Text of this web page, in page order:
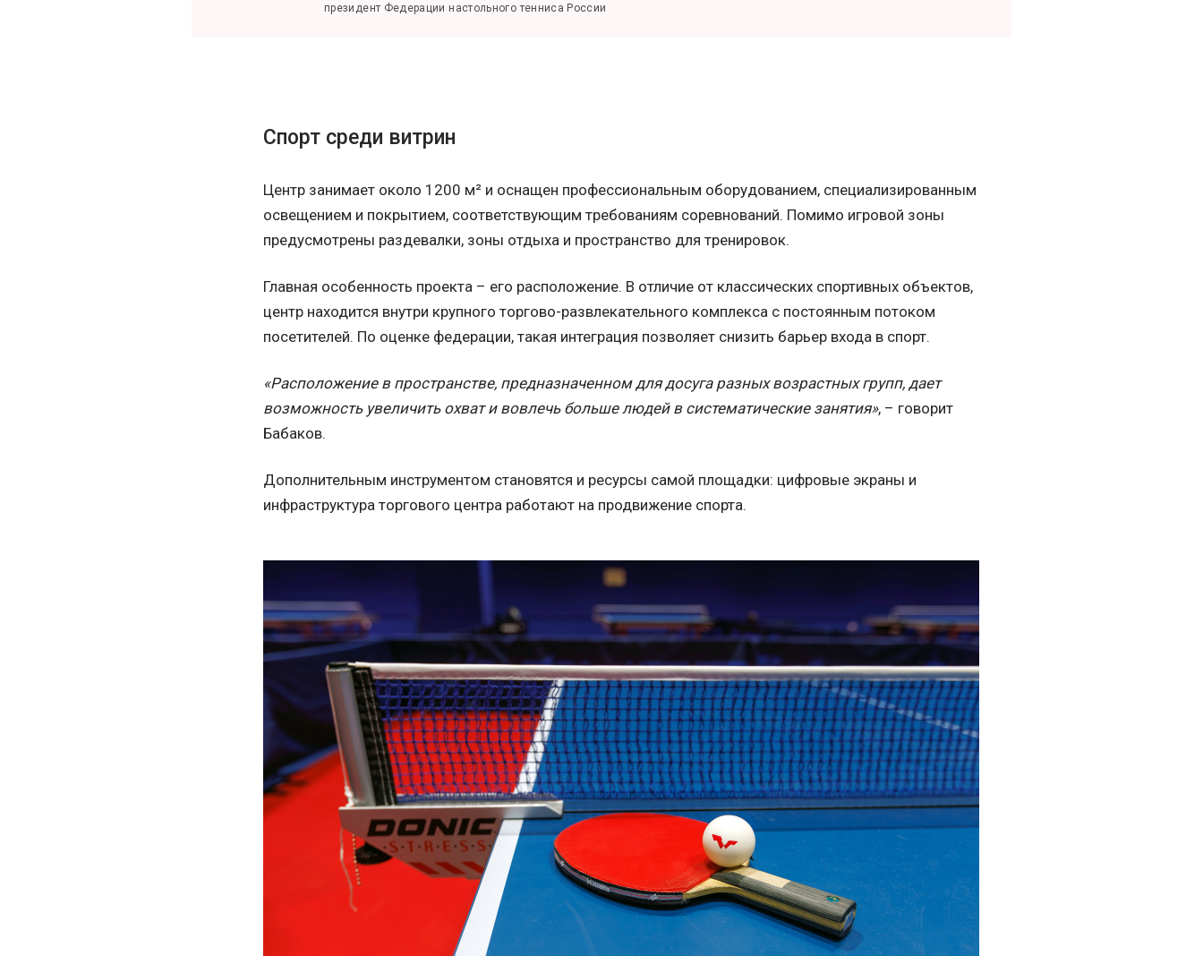
президент Федерации настольного тенниса России
Спорт среди витрин
Центр занимает около 1200 м² и оснащен профессиональным оборудованием, специализированным
освещением и покрытием, соответствующим требованиям соревнований. Помимо игровой зоны
предусмотрены раздевалки, зоны отдыха и пространство для тренировок.
Главная особенность проекта – его расположение. В отличие от классических спортивных объектов,
центр находится внутри крупного торгово-развлекательного комплекса с постоянным потоком
посетителей. По оценке федерации, такая интеграция позволяет снизить барьер входа в спорт.
«Расположение в пространстве, предназначенном для досуга разных возрастных групп, дает
возможность увеличить охват и вовлечь больше людей в систематические занятия», – говорит
Бабаков.
Дополнительным инструментом становятся и ресурсы самой площадки: цифровые экраны и
инфраструктура торгового центра работают на продвижение спорта.